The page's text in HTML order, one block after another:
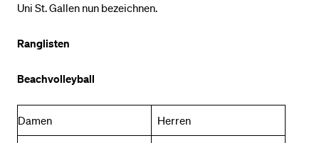
Uni St. Gallen nun bezeichnen.
Ranglisten
Beachvolleyball
Damen Herren